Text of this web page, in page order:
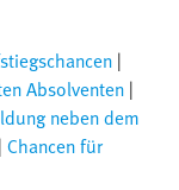
|
Absolventen |
neben dem
| Chancen für